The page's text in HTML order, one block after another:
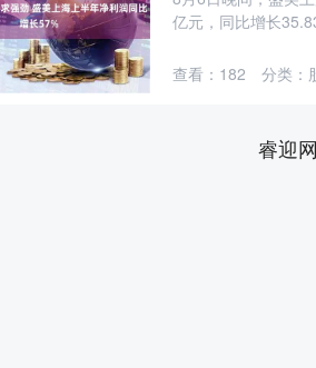
亿元，同比增长
查看： 182 分类：
睿迎